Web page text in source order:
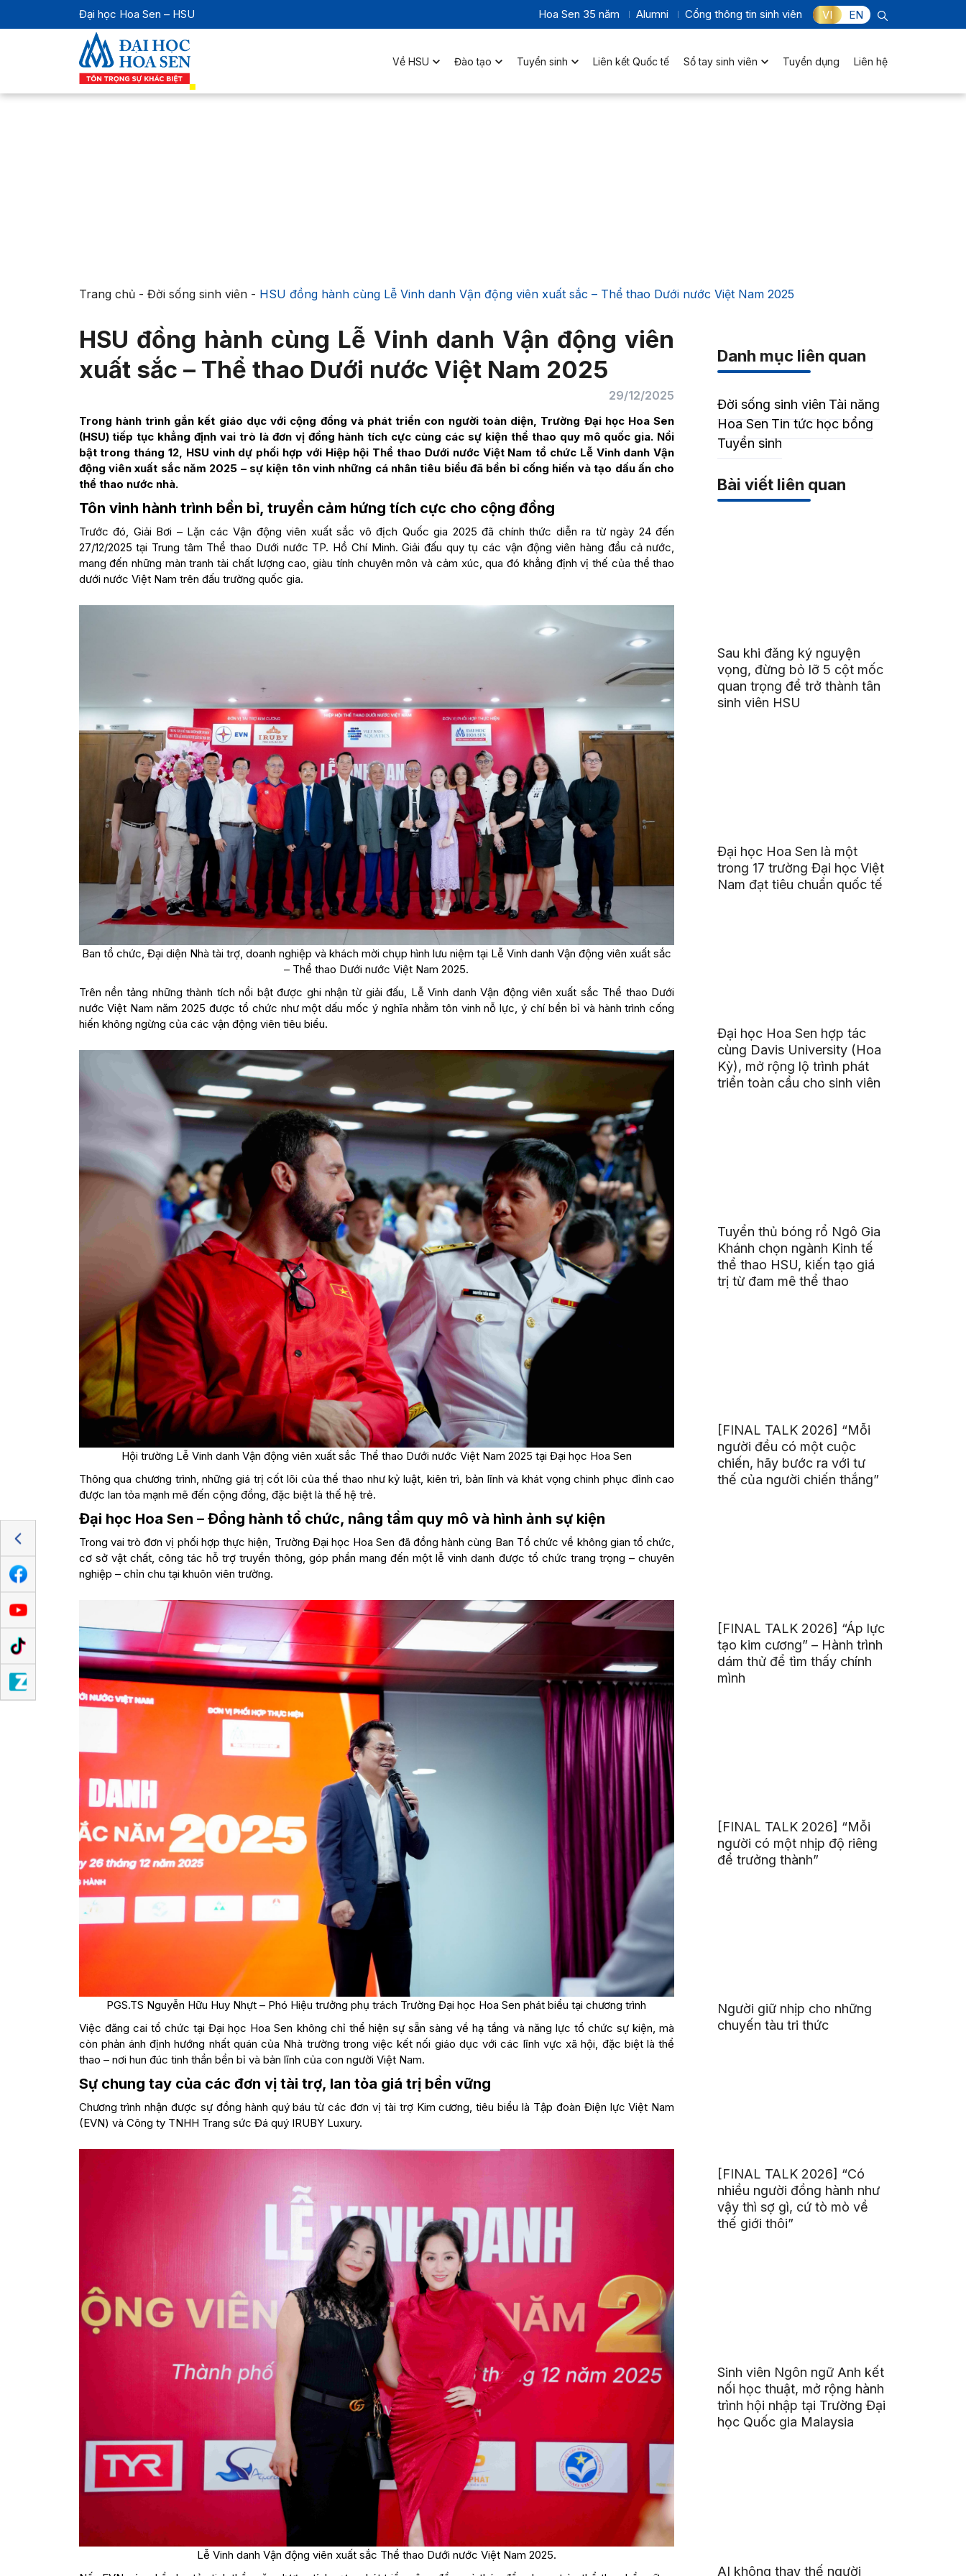
Đại học Hoa Sen – HSU Hoa Sen 35 năm Alumni Cổng thông tin sinh viên VI EN
Về HSU Đào tạo Tuyển sinh Liên kết Quốc tế Sổ tay sinh viên Tuyển dụng Liên hệ
Trang chủ- Đời sống sinh viên- HSU đồng hành cùng Lễ Vinh danh Vận động viên xuất sắc – Thể thao Dưới nước Việt Nam 2025
HSU đồng hành cùng Lễ Vinh danh Vận động viên
xuất sắc – Thể thao Dưới nước Việt Nam 2025
29/12/2025
Trong hành trình gắn kết giáo dục với cộng đồng và phát triển con người toàn diện, Trường Đại học Hoa Sen
(HSU) tiếp tục khẳng định vai trò là đơn vị đồng hành tích cực cùng các sự kiện thể thao quy mô quốc gia. Nổi
bật trong tháng 12, HSU vinh dự phối hợp với Hiệp hội Thể thao Dưới nước Việt Nam tổ chức Lễ Vinh danh Vận
động viên xuất sắc năm 2025 – sự kiện tôn vinh những cá nhân tiêu biểu đã bền bỉ cống hiến và tạo dấu ấn cho
thể thao nước nhà.
Tôn vinh hành trình bền bỉ, truyền cảm hứng tích cực cho cộng đồng
Trước đó, Giải Bơi – Lặn các Vận động viên xuất sắc vô địch Quốc gia 2025 đã chính thức diễn ra từ ngày 24 đến
27/12/2025 tại Trung tâm Thể thao Dưới nước TP. Hồ Chí Minh. Giải đấu quy tụ các vận động viên hàng đầu cả nước,
mang đến những màn tranh tài chất lượng cao, giàu tính chuyên môn và cảm xúc, qua đó khẳng định vị thế của thể thao
dưới nước Việt Nam trên đấu trường quốc gia.
Ban tổ chức, Đại diện Nhà tài trợ, doanh nghiệp và khách mời chụp hình lưu niệm tại Lễ Vinh danh Vận động viên xuất sắc
– Thể thao Dưới nước Việt Nam 2025.
Trên nền tảng những thành tích nổi bật được ghi nhận từ giải đấu, Lễ Vinh danh Vận động viên xuất sắc Thể thao Dưới
nước Việt Nam năm 2025 được tổ chức như một dấu mốc ý nghĩa nhằm tôn vinh nỗ lực, ý chí bền bỉ và hành trình cống
hiến không ngừng của các vận động viên tiêu biểu.
Hội trường Lễ Vinh danh Vận động viên xuất sắc Thể thao Dưới nước Việt Nam 2025 tại Đại học Hoa Sen
Thông qua chương trình, những giá trị cốt lõi của thể thao như kỷ luật, kiên trì, bản lĩnh và khát vọng chinh phục đỉnh cao
được lan tỏa mạnh mẽ đến cộng đồng, đặc biệt là thế hệ trẻ.
Đại học Hoa Sen – Đồng hành tổ chức, nâng tầm quy mô và hình ảnh sự kiện
Trong vai trò đơn vị phối hợp thực hiện, Trường Đại học Hoa Sen đã đồng hành cùng Ban Tổ chức về không gian tổ chức,
cơ sở vật chất, công tác hỗ trợ truyền thông, góp phần mang đến một lễ vinh danh được tổ chức trang trọng – chuyên
nghiệp – chỉn chu tại khuôn viên trường.
PGS.TS Nguyễn Hữu Huy Nhựt – Phó Hiệu trưởng phụ trách Trường Đại học Hoa Sen phát biểu tại chương trình
Việc đăng cai tổ chức tại Đại học Hoa Sen không chỉ thể hiện sự sẵn sàng về hạ tầng và năng lực tổ chức sự kiện, mà
còn phản ánh định hướng nhất quán của Nhà trường trong việc kết nối giáo dục với các lĩnh vực xã hội, đặc biệt là thể
thao – nơi hun đúc tinh thần bền bỉ và bản lĩnh của con người Việt Nam.
Sự chung tay của các đơn vị tài trợ, lan tỏa giá trị bền vững
Chương trình nhận được sự đồng hành quý báu từ các đơn vị tài trợ Kim cương, tiêu biểu là Tập đoàn Điện lực Việt Nam
(EVN) và Công ty TNHH Trang sức Đá quý IRUBY Luxury.
Lễ Vinh danh Vận động viên xuất sắc Thể thao Dưới nước Việt Nam 2025.
Danh mục liên quan
Đời sống sinh viên Tài năng
Hoa SenTin tức học bổng
Tuyển sinh
Bài viết liên quan
Sau khi đăng ký nguyện
vọng, đừng bỏ lỡ 5 cột mốc
quan trọng để trở thành tân
sinh viên HSU
Đại học Hoa Sen là một
trong 17 trường Đại học Việt
Nam đạt tiêu chuẩn quốc tế
Đại học Hoa Sen hợp tác
cùng Davis University (Hoa
Kỳ), mở rộng lộ trình phát
triển toàn cầu cho sinh viên
Tuyển thủ bóng rổ Ngô Gia
Khánh chọn ngành Kinh tế
thể thao HSU, kiến tạo giá
trị từ đam mê thể thao
[FINAL TALK 2026] “Mỗi
người đều có một cuộc
chiến, hãy bước ra với tư
thế của người chiến thắng”
[FINAL TALK 2026] “Áp lực
tạo kim cương” – Hành trình
dám thử để tìm thấy chính
mình
[FINAL TALK 2026] “Mỗi
người có một nhịp độ riêng
để trưởng thành”
Người giữ nhịp cho những
chuyến tàu tri thức
[FINAL TALK 2026] “Có
nhiều người đồng hành như
vậy thì sợ gì, cứ tò mò về
thế giới thôi”
Sinh viên Ngôn ngữ Anh kết
nối học thuật, mở rộng hành
trình hội nhập tại Trường Đại
học Quốc gia Malaysia
AI không thay thế người